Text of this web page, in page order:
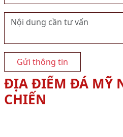
Gửi thông tin
ĐỊA ĐIỂM ĐÁ MỸ
CHIẾN